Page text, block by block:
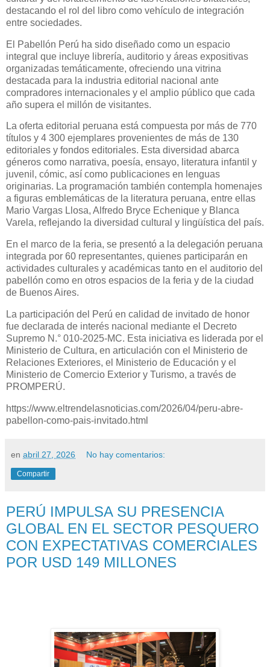
destacando el rol del libro como vehículo de integración
entre sociedades.
El Pabellón Perú ha sido diseñado como un espacio
integral que incluye librería, auditorio y áreas expositivas
organizadas temáticamente, ofreciendo una vitrina
destacada para la industria editorial nacional ante
compradores internacionales y el amplio público que cada
año supera el millón de visitantes.
La oferta editorial peruana está compuesta por más de 770
títulos y 4 300 ejemplares provenientes de más de 130
editoriales y fondos editoriales. Esta diversidad abarca
géneros como narrativa, poesía, ensayo, literatura infantil y
juvenil, cómic, así como publicaciones en lenguas
originarias. La programación también contempla homenajes
a figuras emblemáticas de la literatura peruana, entre ellas
Mario Vargas Llosa, Alfredo Bryce Echenique y Blanca
Varela, reflejando la diversidad cultural y lingüística del país.
En el marco de la feria, se presentó a la delegación peruana
integrada por 60 representantes, quienes participarán en
actividades culturales y académicas tanto en el auditorio del
pabellón como en otros espacios de la feria y de la ciudad
de Buenos Aires.
La participación del Perú en calidad de invitado de honor
fue declarada de interés nacional mediante el Decreto
Supremo N.° 010-2025-MC. Esta iniciativa es liderada por el
Ministerio de Cultura, en articulación con el Ministerio de
Relaciones Exteriores, el Ministerio de Educación y el
Ministerio de Comercio Exterior y Turismo, a través de
PROMPERÚ.
https://www.eltrendelasnoticias.com/2026/04/peru-abre-
pabellon-como-pais-invitado.html
en abril 27, 2026 No hay comentarios:
Compartir
PERÚ IMPULSA SU PRESENCIA
GLOBAL EN EL SECTOR PESQUERO
CON EXPECTATIVAS COMERCIALES
POR USD 149 MILLONES